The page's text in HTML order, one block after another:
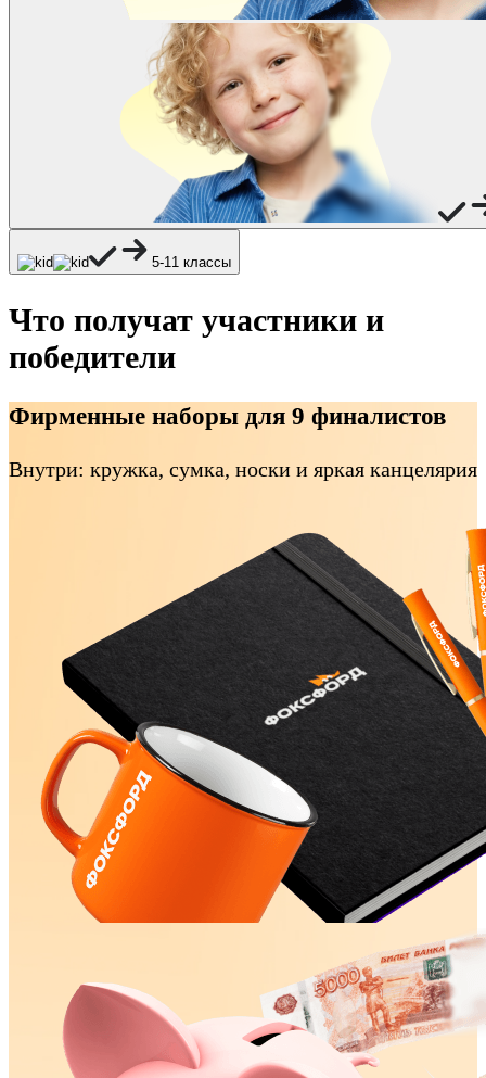
5-11 классы
Что получат участники и
победители
Фирменные наборы для 9 финалистов
Внутри: кружка, сумка, носки и яркая канцелярия